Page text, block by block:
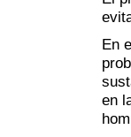
En
en